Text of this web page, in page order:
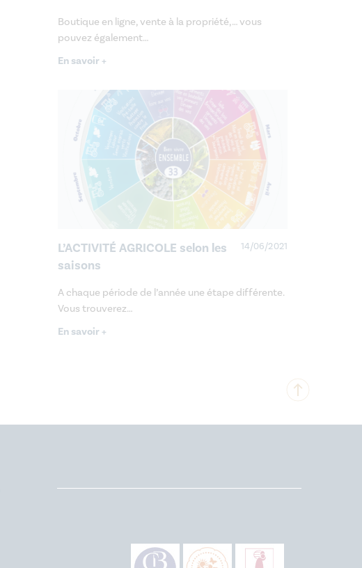
Boutique en ligne, vente à la propriété,… vous
pouvez également…
En savoir +
L’ACTIVITÉ AGRICOLE selon les
saisons
14/06/2021
A chaque période de l’année une étape différente.
Vous trouverez…
En savoir +